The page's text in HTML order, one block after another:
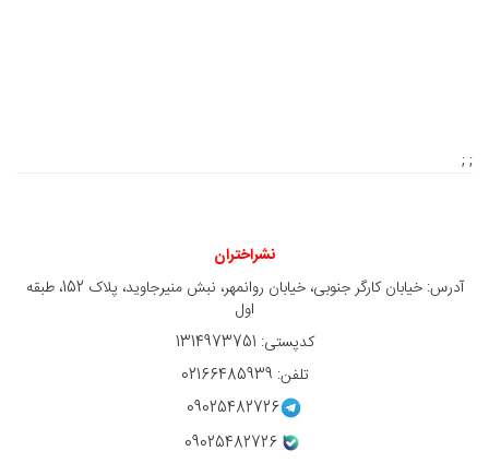
; ;
نشراختران
آدرس: خیابان کارگر جنوبی، خیابان روانمهر، نبش منیرجاوید، پلاک 152، طبقه
اول
کدپستی: 1314973751
تلفن: 02166485939
09025482726
09025482726